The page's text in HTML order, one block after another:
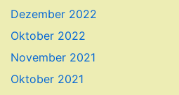
Dezember 2022
Oktober 2022
November 2021
Oktober 2021